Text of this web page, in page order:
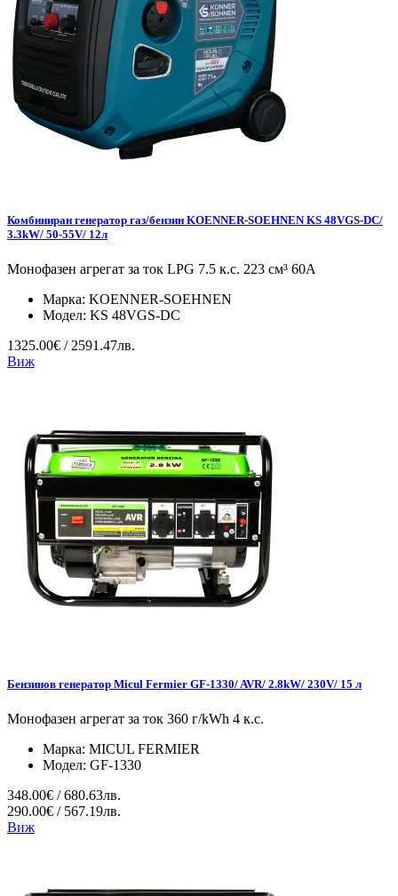
Комбиниран генератор газ/бензин KOENNER-SOEHNEN KS 48VGS-DC/
3.3kW/ 50-55V/ 12л
Монофазен агрегат за ток LPG 7.5 к.с. 223 см³ 60А
Марка: KOENNER-SOEHNEN
Модел: KS 48VGS-DC
1325.00€ / 2591.47лв.
Виж
Бензинов генератор Micul Fermier GF-1330/ AVR/ 2.8kW/ 230V/ 15 л
Монофазен агрегат за ток 360 г/kWh 4 к.с.
Марка: MICUL FERMIER
Модел: GF-1330
348.00€ / 680.63лв.
290.00€ / 567.19лв.
Виж